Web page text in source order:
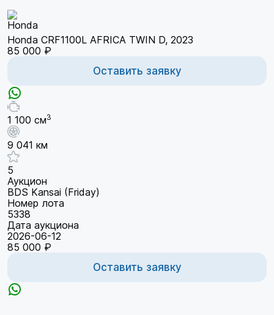
Honda CRF1100L AFRICA TWIN D, 2023
85 000 ₽
Оставить заявку
1 100 см3
9 041 км
5
Аукцион
BDS Kansai (Friday)
Номер лота
5338
Дата аукциона
2026-06-12
85 000 ₽
Оставить заявку